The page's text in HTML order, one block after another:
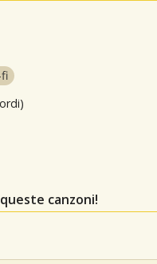
canzoni!